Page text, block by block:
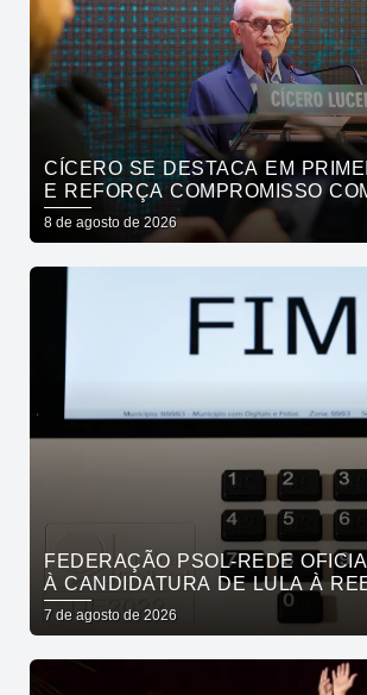
CÍCERO SE DESTACA EM
E REFORÇA COMPROMISSO
SEGURANÇA HÍDRICA DO
8 de agosto de 2026
FEDERAÇÃO PSOL-REDE
À CANDIDATURA DE LULA À
7 de agosto de 2026